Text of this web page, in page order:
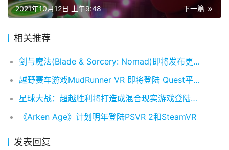
下一篇
2021年10月12日 上午9:48
相关推荐
剑与魔法(Blade & Sorcery: Nomad)即将发布更新 v1.0
越野赛车游戏MudRunner VR 即将登陆 Quest平台
星球大战：超越胜利将打造成混合现实游戏登陆Quest平台
《Arken Age》计划明年登陆PSVR 2和SteamVR
发表回复